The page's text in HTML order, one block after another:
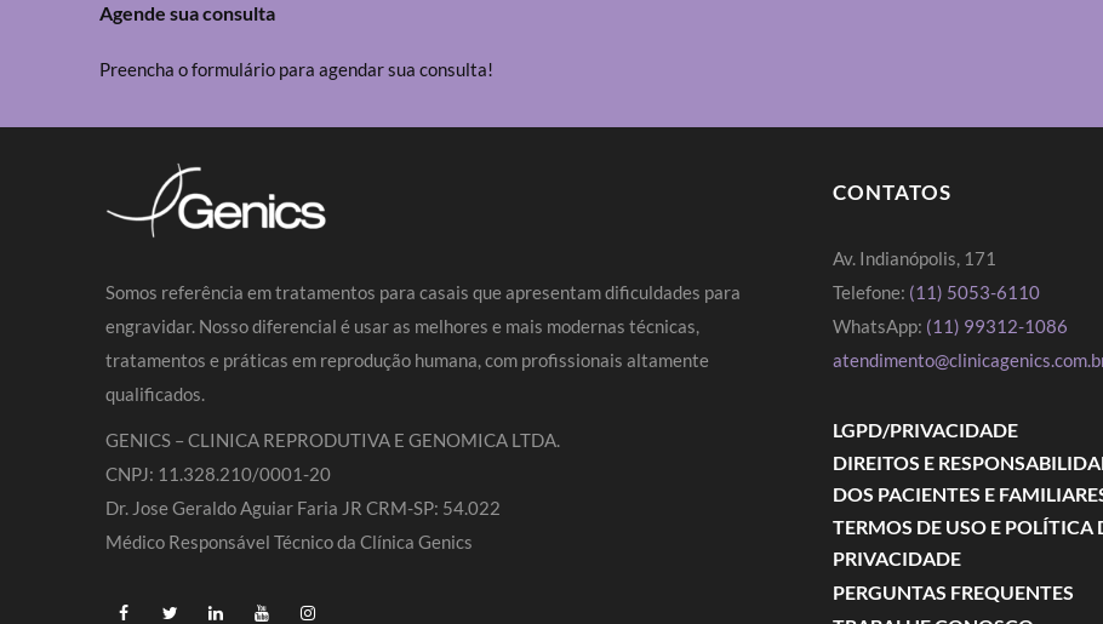
Agende sua consulta
Preencha o formulário para agendar sua consulta!
Somos referência em tratamentos para casais que apresentam dificuldades para
engravidar. Nosso diferencial é usar as melhores e mais modernas técnicas,
tratamentos e práticas em reprodução humana, com profissionais altamente
qualificados.
GENICS – CLINICA REPRODUTIVA E GENOMICA LTDA.
CNPJ: 11.328.210/0001-20
Dr. Jose Geraldo Aguiar Faria JR CRM-SP: 54.022
Médico Responsável Técnico da Clínica Genics
CONTATOS
Av. Indianópolis, 171
Telefone: (11) 5053-6110
WhatsApp: (11) 99312-1086
LGPD/PRIVACIDADE
DIREITOS E
DOS PACIENTES E
TERMOS DE USO E POLÍTICA
PRIVACIDADE
PERGUNTAS FREQUENTES